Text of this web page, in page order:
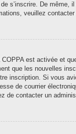
s’inscrire. De même,
veuillez
est activée et
que les nouvelles
inscription. Si vous
de courrier
de contacter un